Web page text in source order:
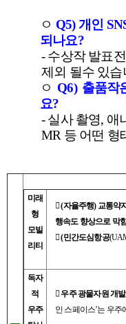
ㅇ Q5)개인
되나요?
-수상작 발표
제외 될수 있습
ㅇ Q6) 출품작
요?
-실사 촬영, 애
MR 등 어떤 형
미래
형
모빌
리티
(자율주행) 교통약
행속도 향상으로 막
(민간도심항공
독자
적
우주
 우주 광물자원 개발
인 스페이스’는 우주